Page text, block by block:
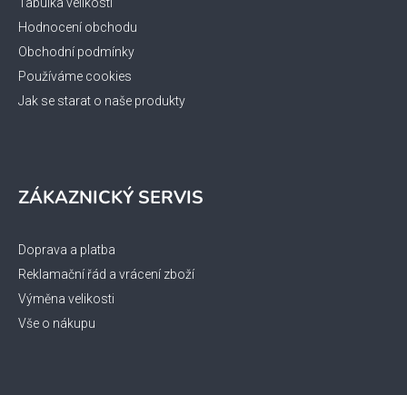
Hodnocení obchodu
Obchodní podmínky
Používáme cookies
Jak se starat o naše produkty
ZÁKAZNICKÝ SERVIS
Doprava a platba
Reklamační řád a vrácení zboží
Výměna velikosti
Vše o nákupu